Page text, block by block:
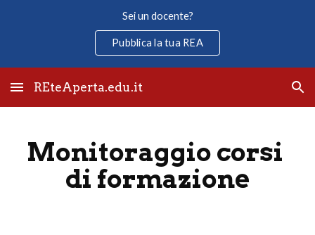
Sei un docente?
Pubblica la tua REA
REteAperta.edu.it
Monitoraggio corsi
di formazione